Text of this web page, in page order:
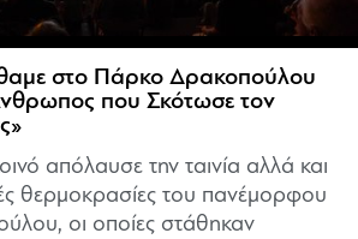
στο Πάρκο Δρακοπούλου
που Σκότωσε τον
απόλαυσε την ταινία αλλά και
θερμοκρασίες του πανέμορφου
οι οποίες στάθηκαν